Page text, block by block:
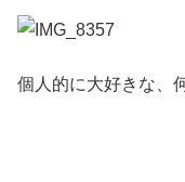
個人的に大好きな、